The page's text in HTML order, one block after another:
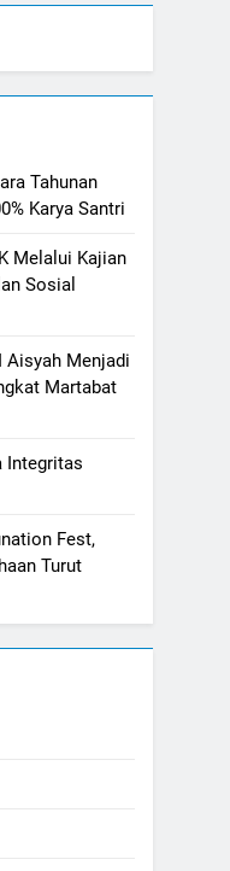
Tahunan
Karya Santri
Melalui Kajian
Sosial
Aisyah Menjadi
Martabat
Integritas
Fest,
Turut